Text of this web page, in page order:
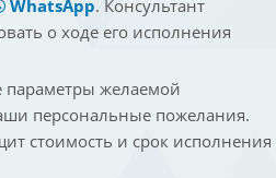
WhatsApp. Консультант
о ходе его исполнения
параметры желаемой
персональные пожелания.
стоимость и срок исполнения